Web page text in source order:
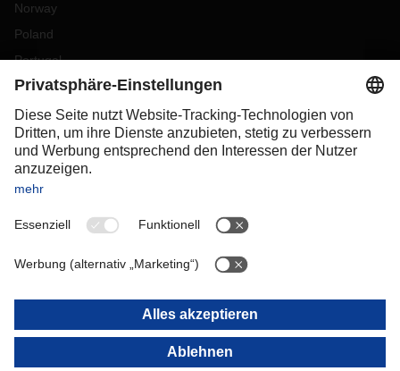
Norway
Poland
Portugal
Romania
Slovakia
Spain
Sweden
Switzerland
OCEANIA